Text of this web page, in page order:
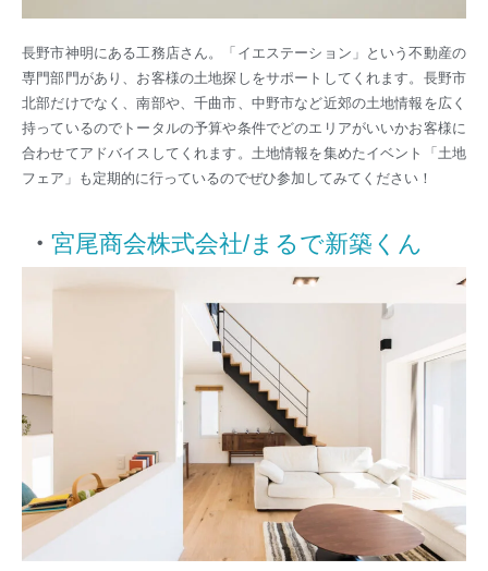
長野市神明にある工務店さん。「イエステーション」という不動産の
専門部門があり、お客様の土地探しをサポートしてくれます。長野市
北部だけでなく、南部や、千曲市、中野市など近郊の土地情報を広く
持っているのでトータルの予算や条件でどのエリアがいいかお客様に
合わせてアドバイスしてくれます。土地情報を集めたイベント「土地
フェア」も定期的に行っているのでぜひ参加してみてください！
・ 宮尾商会株式会社/まるで新築くん